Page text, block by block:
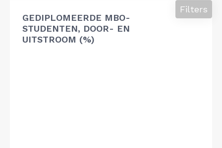
GEDIPLOMEERDE MBO-
STUDENTEN, DOOR- EN
UITSTROOM (%)
Filters